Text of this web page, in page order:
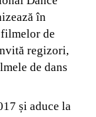
în
de
regizori,
de dans
și aduce la